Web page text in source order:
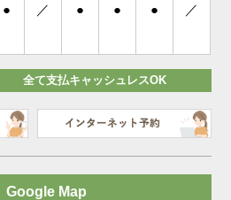
● ／ ● ● ● ／
全て支払キャッシュレスOK
Google Map